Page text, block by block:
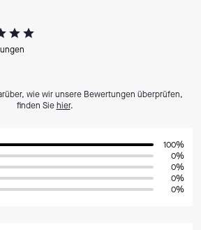
wie wir unsere Bewertungen überprüfen,
finden Siehier.
100%
0%
0%
0%
0%